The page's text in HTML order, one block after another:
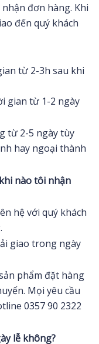
đơn hàng. Khi
đến quý khách
từ 2-3h sau khi
gian từ 1-2 ngày
từ 2-5 ngày tùy
hay ngoại thành
nào tôi nhận
hệ với quý khách
giao trong ngày
phẩm đặt hàng
Mọi yêu cầu
0357 90 2322
lễ không?